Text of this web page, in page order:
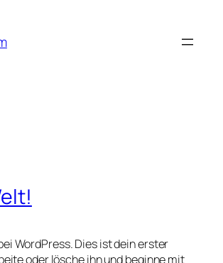
WordPress. Dies ist dein erster
oder lösche ihn und beginne mit